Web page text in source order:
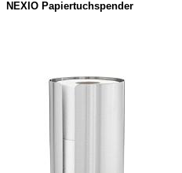
NEXIO Papiertuchspender